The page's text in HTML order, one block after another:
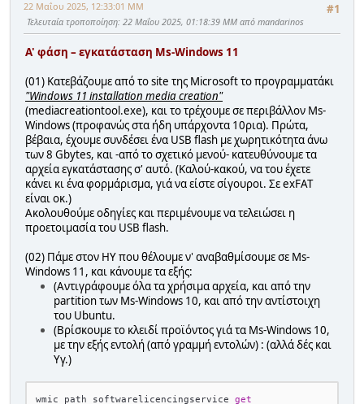
#1
22 Μαΐου 2025, 12:33:01 ΜΜ
Τελευταία τροποποίηση: 22 Μαΐου 2025, 01:18:39 ΜΜ από mandarinos
Α' φάση – εγκατάσταση Ms-Windows 11
(01) Κατεβάζουμε από το site της Microsoft το προγραμματάκι
"Windows 11 installation media creation"
(mediacreationtool.exe), και το τρέχουμε σε περιβάλλον Ms-
Windows (προφανώς στα ήδη υπάρχοντα 10ρια). Πρώτα,
βέβαια, έχουμε συνδέσει ένα USB flash με χωρητικότητα άνω
των 8 Gbytes, και -από το σχετικό μενού- κατευθύνουμε τα
αρχεία εγκατάστασης σ' αυτό. (Καλού-κακού, να του έχετε
κάνει κι ένα φορμάρισμα, γιά να είστε σίγουροι. Σε exFAT
είναι οκ.)
Ακολουθούμε οδηγίες και περιμένουμε να τελειώσει η
προετοιμασία του USB flash.
(02) Πάμε στον ΗΥ που θέλουμε ν' αναβαθμίσουμε σε Ms-
Windows 11, και κάνουμε τα εξής:
(Αντιγράφουμε όλα τα χρήσιμα αρχεία, και από την
partition των Ms-Windows 10, και από την αντίστοιχη
του Ubuntu.
(Βρίσκουμε το κλειδί προϊόντος γιά τα Ms-Windows 10,
με την εξής εντολή (από γραμμή εντολών) : (αλλά δές και
Υγ.)
wmic path softwarelicencingservice get